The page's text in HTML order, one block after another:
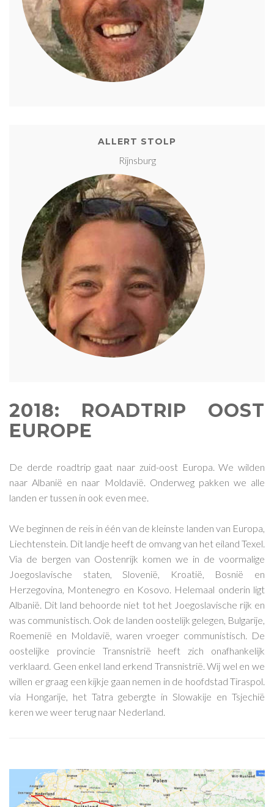
ALLERT STOLP
Rijnsburg
2018: ROADTRIP OOST
EUROPE
De derde roadtrip gaat naar zuid-oost Europa. We wilden
naar Albanië en naar Moldavië. Onderweg pakken we alle
landen er tussen in ook even mee.
We beginnen de reis in één van de kleinste landen van Europa,
Liechtenstein. Dit landje heeft de omvang van het eiland Texel.
Via de bergen van Oostenrijk komen we in de voormalige
Joegoslavische staten, Slovenië, Kroatië, Bosnië en
Herzegovina, Montenegro en Kosovo. Helemaal onderin ligt
Albanië. Dit land behoorde niet tot het Joegoslavische rijk en
was communistisch. Ook de landen oostelijk gelegen, Bulgarije,
Roemenië en Moldavië, waren vroeger communistisch. De
oostelijke provincie Transnistrië heeft zich onafhankelijk
verklaard. Geen enkel land erkend Transnistrië. Wij wel en we
willen er graag een kijkje gaan nemen in de hoofdstad Tiraspol.
via Hongarije, het Tatra gebergte in Slowakije en Tsjechië
keren we weer terug naar Nederland.